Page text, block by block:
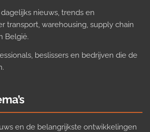
nieuws, trends en
transport, warehousing, supply chain
België.
beslissers en bedrijven die de
en de belangrijkste ontwikkelingen